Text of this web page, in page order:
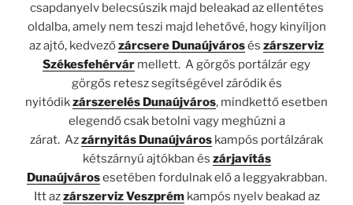
csapdanyelv belecsúszik majd beleakad az ellentétes
oldalba, amely nem teszi majd lehetővé, hogy kinyíljon
az ajtó, kedvezőzárcsere Dunaújvárosés zárszerviz
Székesfehérvár mellett. A görgős portálzár egy
görgős retesz segítségével záródik és
nyitódikzárszerelés Dunaújváros, mindkettő esetben
elegendő csak betolni vagy meghúzni a
zárat. Azzárnyitás Dunaújváros kampós portálzárak
kétszárnyú ajtókban és zárjavítás
Dunaújvárosesetében fordulnak elő a leggyakrabban.
Itt azzárszerviz Veszprémkampós nyelv beakad az